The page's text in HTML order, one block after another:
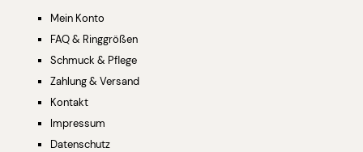
Mein Konto
FAQ & Ringgrößen
Schmuck & Pflege
Zahlung & Versand
Kontakt
Impressum
Datenschutz